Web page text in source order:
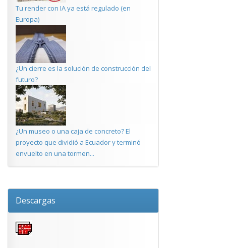
Tu render con IA ya está regulado (en
Europa)
¿Un cierre es la solución de construcción del
futuro?
¿Un museo o una caja de concreto? El
proyecto que dividió a Ecuador y terminó
envuelto en una tormen...
Descargas